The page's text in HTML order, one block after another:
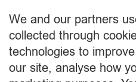
Пакет
Подытог: €0,30
Просмотр
We and our partners
collected through
technologies to
our site, analyse how